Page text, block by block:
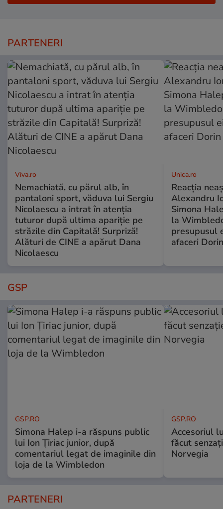
PARTENERI
Viva.ro
Nemachiată, cu părul alb, în
pantaloni sport, văduva lui Sergiu
Nicolaescu a intrat în atenția
tuturor după ultima apariție pe
străzile din Capitală! Surpriză!
Alături de CINE a apărut Dana
Nicolaescu
Unica.ro
Reacția
Alexandru
Simona
la
presupusul
afaceri
GSP
GSP.RO
Simona Halep i-a răspuns public
lui Ion Țiriac junior, după
comentariul legat de imaginile din
loja de la Wimbledon
GSP.RO
Accesoriul
făcut
Norvegia
PARTENERI